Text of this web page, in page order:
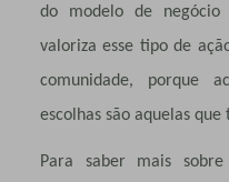
do modelo de negócio
valoriza esse tipo de
comunidade, porque
escolhas são aquelas
Para saber mais